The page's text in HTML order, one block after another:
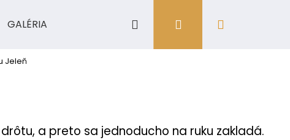
GALÉRIA Hľadať Prihlásenie
Jeleň
a preto sa jednoducho na ruku zakladá.